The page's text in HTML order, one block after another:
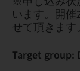
います。開
せて頂きま
Target group: